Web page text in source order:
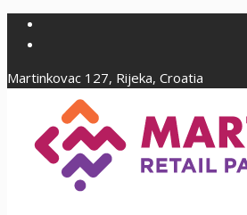
Martinkovac 127, Rijeka, Croatia